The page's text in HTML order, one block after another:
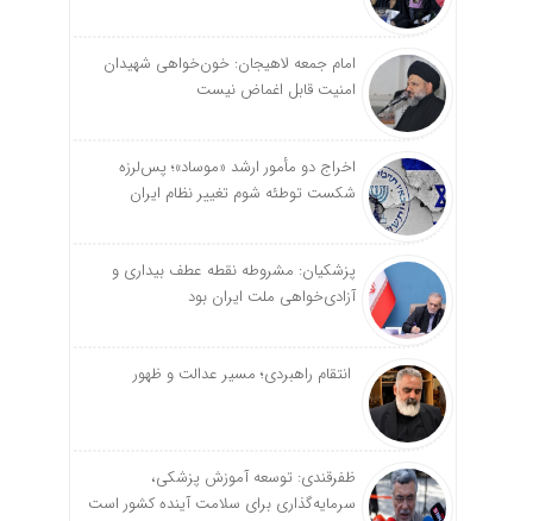
امام جمعه لاهیجان: خون‌خواهی شهیدان
امنیت قابل اغماض نیست
اخراج دو مأمور ارشد «موساد»؛ پس‌لرزه
شکست توطئه شوم تغییر نظام ایران
پزشکیان: مشروطه نقطه عطف بیداری و
آزادی‌خواهی ملت ایران بود
انتقام راهبردی؛ مسیر عدالت و ظهور
ظفرقندی: توسعه آموزش پزشکی،
سرمایه‌گذاری برای سلامت آینده کشور است